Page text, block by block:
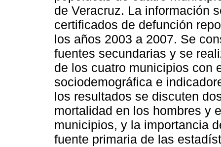
de Veracruz. La información
certificados de defunción
los años 2003 a 2007. Se
fuentes secundarias y se
de los cuatro municipios con
sociodemográfica e
los resultados se discuten
mortalidad en los hombres y
municipios, y la importancia
fuente primaria de las